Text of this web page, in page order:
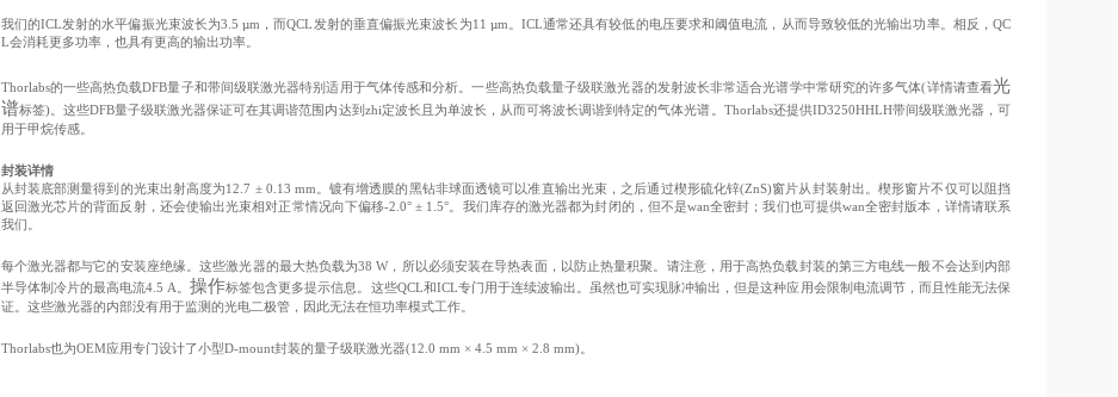
我们的ICL发射的水平偏振光束波长为3.5 µm，而QCL发射的垂直偏振光束波长为11 µm。ICL通常还具有较低的电压要求和阈值电流，从而导致较低的光输出功率。相反，QC
L会消耗更多功率，也具有更高的输出功率。
Thorlabs的一些高热负载DFB量子和带间级联激光器特别适用于气体传感和分析。一些高热负载量子级联激光器的发射波长非常适合光谱学中常研究的许多气体(详情请查看光
谱标签)。这些DFB量子级联激光器保证可在其调谐范围内达到zhi定波长且为单波长，从而可将波长调谐到特定的气体光谱。Thorlabs还提供ID3250HHLH带间级联激光器，可
用于甲烷传感。
封装详情
从封装底部测量得到的光束出射高度为12.7 ± 0.13 mm。镀有增透膜的黑钻非球面透镜可以准直输出光束，之后通过楔形硫化锌(ZnS)窗片从封装射出。楔形窗片不仅可以阻挡
返回激光芯片的背面反射，还会使输出光束相对正常情况向下偏移-2.0° ± 1.5°。我们库存的激光器都为封闭的，但不是wan全密封；我们也可提供wan全密封版本，详情请联系
我们。
每个激光器都与它的安装座绝缘。这些激光器的最大热负载为38 W，所以必须安装在导热表面，以防止热量积聚。请注意，用于高热负载封装的第三方电线一般不会达到内部
半导体制冷片的最高电流4.5 A。操作标签包含更多提示信息。这些QCL和ICL专门用于连续波输出。虽然也可实现脉冲输出，但是这种应用会限制电流调节，而且性能无法保
证。这些激光器的内部没有用于监测的光电二极管，因此无法在恒功率模式工作。
Thorlabs也为OEM应用专门设计了小型D-mount封装的量子级联激光器(12.0 mm × 4.5 mm × 2.8 mm)。